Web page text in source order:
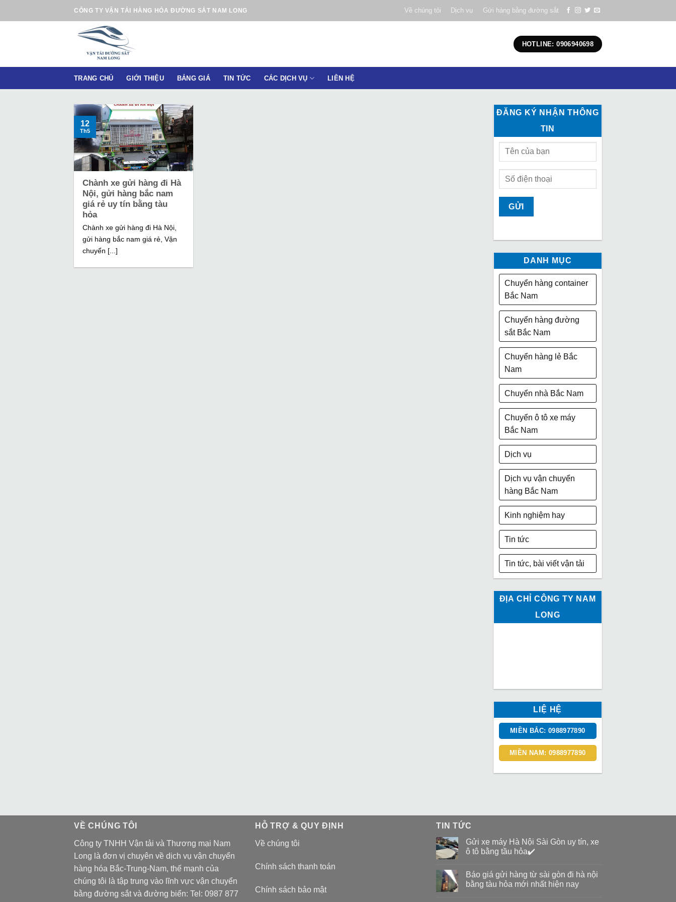
n
CÔNG TY VẬN TẢI HÀNG HÓA ĐƯỜNG SẮT NAM LONG Về chúng tôi Dịch vụ Gửi hàng bằng đường sắt
HOTLINE: 0906940698
TRANG CHỦ GIỚI THIỆU BẢNG GIÁ TIN TỨC CÁC DỊCH VỤ LIÊN HỆ
Chành xe gửi hàng đi Hà
Nội, gửi hàng bắc nam
giá rẻ uy tín bằng tàu
hỏa
Chành xe gửi hàng đi Hà Nội,
gửi hàng bắc nam giá rẻ, Vận
chuyển [...]
12
Th5
ĐĂNG KÝ NHẬN THÔNG
TIN
DANH MỤC
Chuyển hàng container
Bắc Nam
Chuyển hàng đường
sắt Bắc Nam
Chuyển hàng lẻ Bắc
Nam
Chuyển nhà Bắc Nam
Chuyển ô tô xe máy
Bắc Nam
Dịch vụ
Dịch vụ vận chuyển
hàng Bắc Nam
Kinh nghiệm hay
Tin tức
Tin tức, bài viết vận tải
ĐỊA CHỈ CÔNG TY NAM
LONG
LIỆ HỆ
MIỀN BẮC: 0988977890
MIỀN NAM: 0988977890
VỀ CHÚNG TÔI
Công ty TNHH Vận tải và Thương mại Nam
Long là đơn vị chuyên về dịch vụ vận chuyển
hàng hóa Bắc-Trung-Nam, thế mạnh của
chúng tôi là tập trung vào lĩnh vực vận chuyển
bằng đường sắt và đường biển: Tel: 0987 877
HỖ TRỢ & QUY ĐỊNH
Về chúng tôi
Chính sách thanh toán
Chính sách bảo mật
TIN TỨC
Gửi xe máy Hà Nội Sài Gòn uy tín, xe
ô tô bằng tầu hỏa✔️
Báo giá gửi hàng từ sài gòn đi hà nội
bằng tàu hỏa mới nhất hiện nay